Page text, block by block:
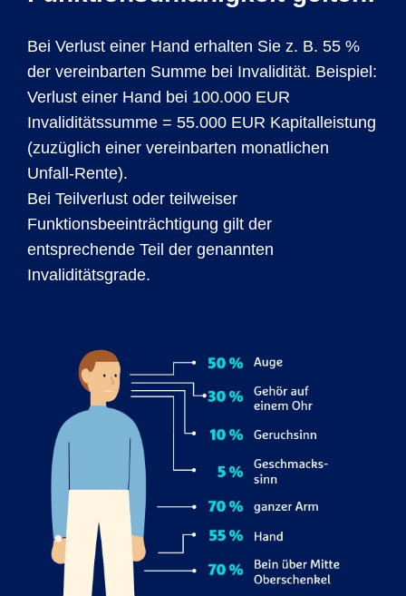
Bei Verlust einer Hand erhalten Sie z. B. 55 %
der vereinbarten Summe bei Invalidität. Beispiel:
Verlust einer Hand bei 100.000 EUR
Invaliditätssumme = 55.000 EUR Kapitalleistung
(zuzüglich einer vereinbarten monatlichen
Unfall-Rente).
Bei Teilverlust oder teilweiser
Funktionsbeeinträchtigung gilt der
entsprechende Teil der genannten
Invaliditätsgrade.